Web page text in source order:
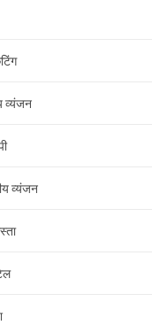
व्यंजन
व्यंजन